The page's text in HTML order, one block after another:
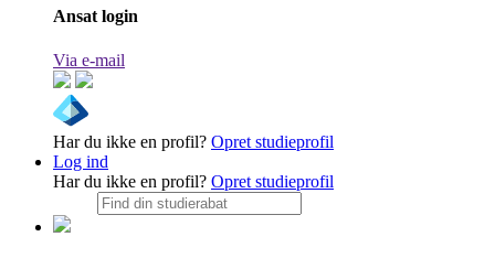
Ansat login
Via e-mail
Har du ikke en profil? Opret studieprofil
Log ind
Har du ikke en profil? Opret studieprofil